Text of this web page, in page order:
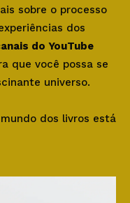
sobre o processo
dos
do YouTube
que você possa se
universo.
dos livros está